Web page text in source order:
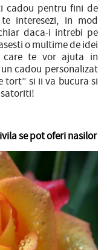
cadou pentru fini de
interesezi, in mod
daca-i intrebi pe
o multime de idei
care te vor ajuta in
cadou personalizat
tort” si ii va bucura si
se pot oferi nasilor